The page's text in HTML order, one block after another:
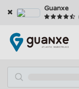
Guanxe